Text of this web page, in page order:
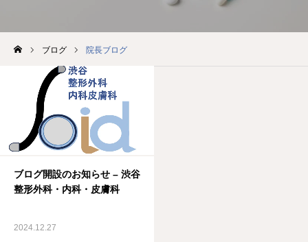
ブログ 院長ブログ
ブログ開設のお知らせ – 渋谷
整形外科・内科・皮膚科
2024.12.27
クリニック紹介
初診の方へ
診療科目
かくれ糖尿病外来
お知らせ